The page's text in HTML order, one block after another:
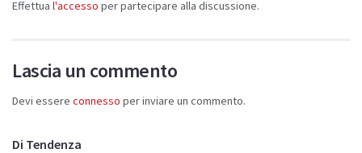
Effettua l'accesso per partecipare alla discussione.
Lascia un commento
Devi essere connesso per inviare un commento.
Di Tendenza